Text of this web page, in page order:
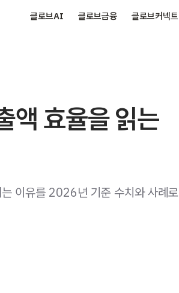
클로브AI 클로브금융 클로브커넥트
액 효율을 읽는
이유를 2026년 기준 수치와 사례로